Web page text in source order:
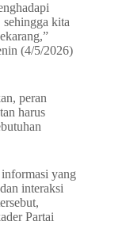
kita
(4/5/2026)
peran
harus
yang
interaksi
Partai